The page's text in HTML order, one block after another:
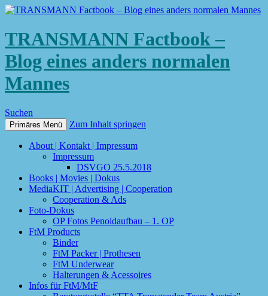
TRANSMANN Factbook –
Blog eines anders normalen
Mannes
Suchen
Primäres Menü Zum Inhalt springen
About | Kontakt | Impressum
Impressum
DSVGO 25.5.2018
Books | Movies | Dokus
MediaKIT | Advertising | Cooperation
Cooperation & Ads
Foto-Dokus
OP Fotos Penoidaufbau – 1. OP
FtM Products
Binder
FtM Packer | Prothesen
FtM Underwear
Halterungen & Acessoires
Infos für FtM/MtF